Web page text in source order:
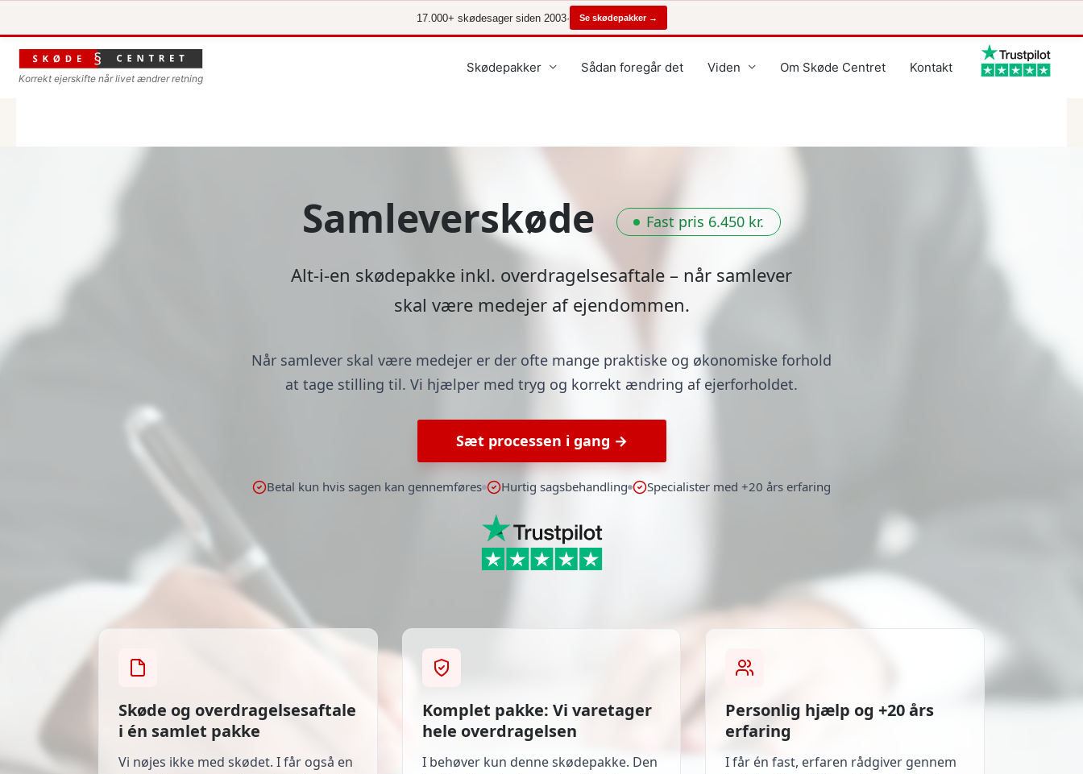
17.000+ skødesager siden 2003· Se skødepakker →
Korrekt ejerskifte når livet ændrer retning
Skødepakker Sådan foregår det Viden Om Skøde Centret Kontakt
Samleverskøde Fast pris 6.450 kr.
Alt-i-en skødepakke inkl. overdragelsesaftale – når samlever
skal være medejer af ejendommen.
Når samlever skal være medejer er der ofte mange praktiske og økonomiske forhold
at tage stilling til. Vi hjælper med tryg og korrekt ændring af ejerforholdet.
Sæt processen i gang →
Betal kun hvis sagen kan gennemføres Hurtig sagsbehandling Specialister med +20 års erfaring
Skøde og overdragelsesaftale
i én samlet pakke
Vi nøjes ikke med skødet. I får også en
Komplet pakke: Vi varetager
hele overdragelsen
I behøver kun denne skødepakke. Den
Personlig hjælp og +20 års
erfaring
I får én fast, erfaren rådgiver gennem